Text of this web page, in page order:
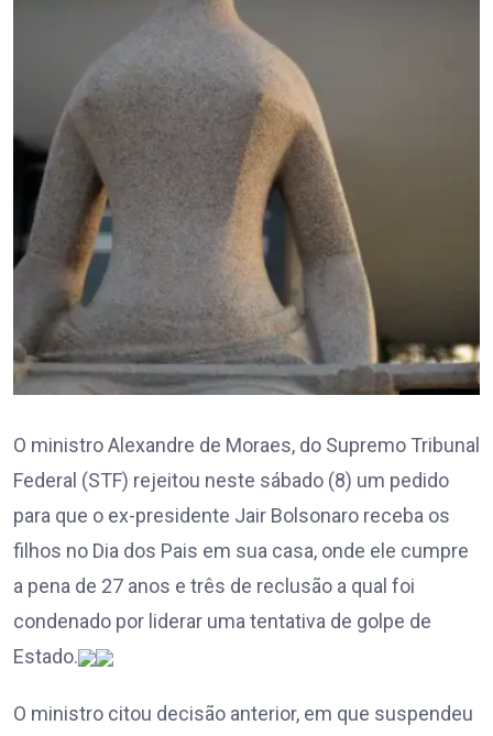
O ministro Alexandre de Moraes, do Supremo Tribunal
Federal (STF) rejeitou neste sábado (8) um pedido
para que o ex-presidente Jair Bolsonaro receba os
filhos no Dia dos Pais em sua casa, onde ele cumpre
a pena de 27 anos e três de reclusão a qual foi
condenado por liderar uma tentativa de golpe de
Estado.
O ministro citou decisão anterior, em que suspendeu